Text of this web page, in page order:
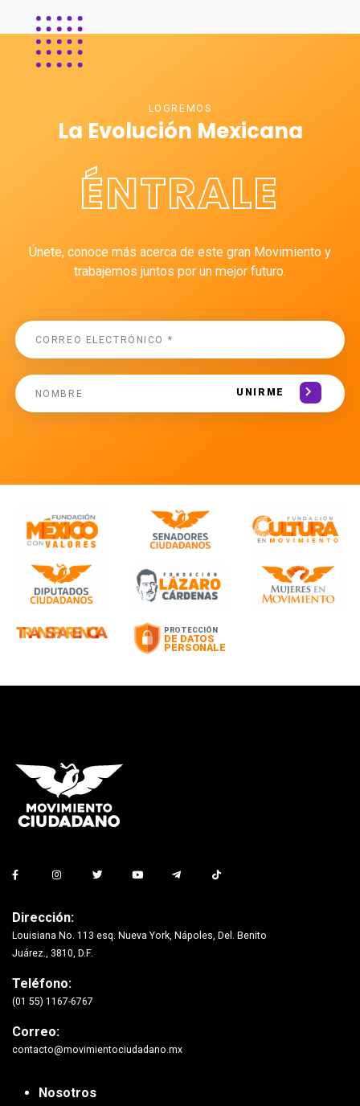
LOGREMOS
La Evolución Mexicana
ÉNTRALE
Únete, conoce más acerca de este gran Movimiento y
trabajemos juntos por un mejor futuro.
UNIRME
Dirección:
Louisiana No. 113 esq. Nueva York, Nápoles, Del. Benito
Juárez., 3810, D.F.
Teléfono:
(01 55) 1167-6767
Correo:
contacto@movimientociudadano.mx
Nosotros